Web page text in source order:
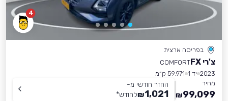
4
בפריסה ארצית
צ'רי FX
COMFORT
2023 יד 1
59,971 ק״מ
מחיר
99,099
₪
החזר חודשי מ-
1,021
₪לחודש*